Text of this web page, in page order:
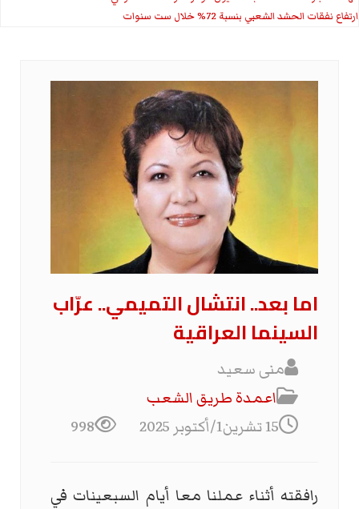
ارتفاع نفقات الحشد الشعبي بنسبة 72% خلال ست سنوات
اما بعد.. انتشال التميمي.. عرّاب
السينما العراقية
منى سعيد
اعمدة طريق الشعب
15 تشرين1/أكتوبر 2025
998
رافقته أثناء عملنا معا أيام السبعينات في